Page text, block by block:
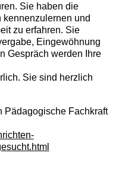
Sie haben die
und
zu erfahren. Sie
Eingewöhnung
Gespräch werden Ihre
Sie sind herzlich
Pädagogische Fachkraft